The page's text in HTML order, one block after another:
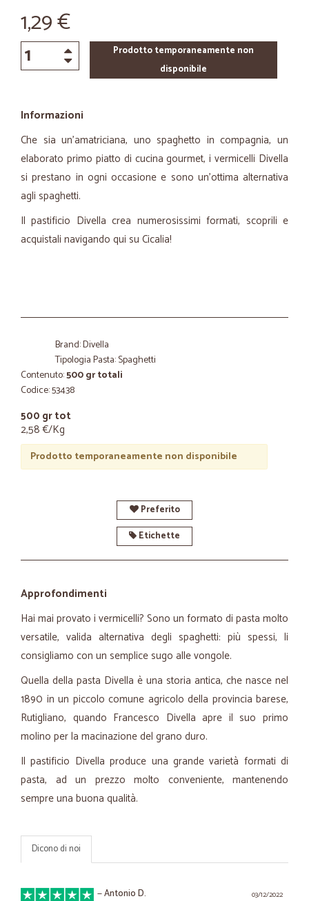
1,29 €
Prodotto temporaneamente non
disponibile
Informazioni
Che sia un'amatriciana, uno spaghetto in compagnia, un
elaborato primo piatto di cucina gourmet, i vermicelli Divella
si prestano in ogni occasione e sono un'ottima alternativa
agli spaghetti.
Il pastificio Divella crea numerosissimi formati, scoprili e
acquistali navigando qui su Cicalia!
Brand: Divella
Tipologia Pasta: Spaghetti
Contenuto:500 gr totali
Codice: 53438
500 gr tot
2,58 €/Kg
Prodotto temporaneamente non disponibile
Preferito
Etichette
Approfondimenti
Hai mai provato i vermicelli? Sono un formato di pasta molto
versatile, valida alternativa degli spaghetti: più spessi, li
consigliamo con un semplice sugo alle vongole.
Quella della pasta Divella è una storia antica, che nasce nel
1890 in un piccolo comune agricolo della provincia barese,
Rutigliano, quando Francesco Divella apre il suo primo
molino per la macinazione del grano duro.
Il pastificio Divella produce una grande varietà formati di
pasta, ad un prezzo molto conveniente, mantenendo
sempre una buona qualità.
Dicono di noi
03/12/2022
—Antonio D.